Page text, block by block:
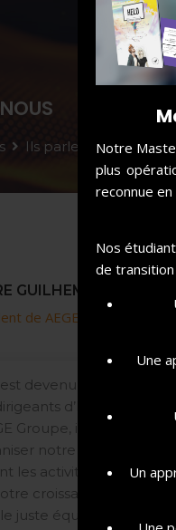
Notre
plus
reconnue
Nos
de transition
Une
Un
Ils parlent de nous
GUILHEM
de AEGE Groupe
devenu un enjeu
d’ETI. Dans
Groupe, il s’est agi,
notre quotidien,
les activités et les
croissance future.
juste équilibre et de